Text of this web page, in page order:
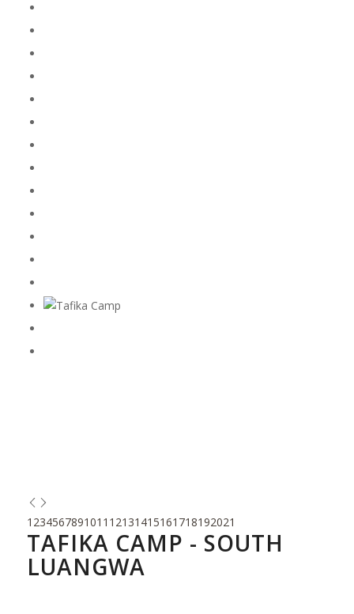
1 234567891011 12131415161718192021
TAFIKA CAMP - SOUTH
LUANGWA